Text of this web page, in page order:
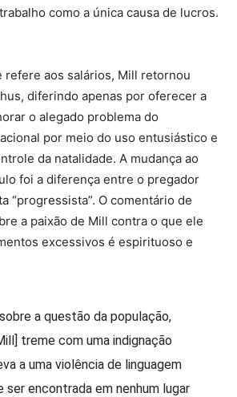
como a única causa de lucros.
refere aos salários, Mill retornou
diferindo apenas por oferecer a
o alegado problema do
por meio do uso entusiástico e
da natalidade. A mudança ao
foi a diferença entre o pregador
“progressista”. O comentário de
a paixão de Mill contra o que ele
excessivos é espirituoso e
a questão da população,
treme com uma indignação
a uma violência de linguagem
ser encontrada em nenhum lugar